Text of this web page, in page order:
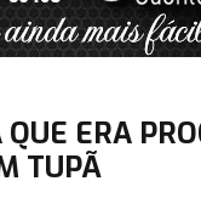
ERA
TUPÃ